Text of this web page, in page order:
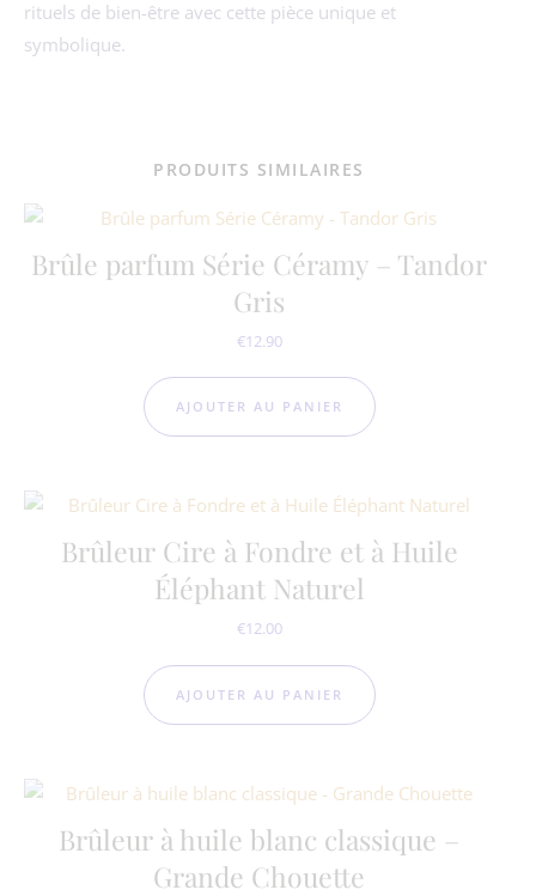
rituels de bien-être avec cette pièce unique et
symbolique.
PRODUITS SIMILAIRES
Brûle parfum Série Céramy – Tandor
Gris
€12.90
AJOUTER AU PANIER
Brûleur Cire à Fondre et à Huile
Éléphant Naturel
€12.00
AJOUTER AU PANIER
Brûleur à huile blanc classique –
Grande Chouette